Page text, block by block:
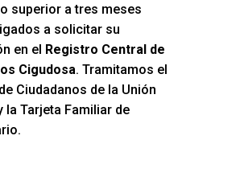
superior a tres meses
a solicitar su
en el Registro Central de
Cigudosa. Tramitamos el
Ciudadanos de la Unión
la Tarjeta Familiar de